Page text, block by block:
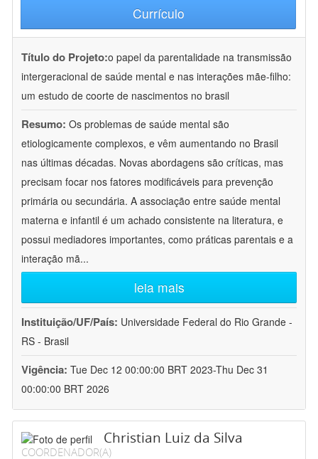
Currículo
Título do Projeto:o papel da parentalidade na transmissão
intergeracional de saúde mental e nas interações mãe-filho:
um estudo de coorte de nascimentos no brasil
Resumo: Os problemas de saúde mental são
etiologicamente complexos, e vêm aumentando no Brasil
nas últimas décadas. Novas abordagens são críticas, mas
precisam focar nos fatores modificáveis para prevenção
primária ou secundária. A associação entre saúde mental
materna e infantil é um achado consistente na literatura, e
possui mediadores importantes, como práticas parentais e a
interação mã...
leia mais
Instituição/UF/País: Universidade Federal do Rio Grande -
RS - Brasil
Vigência: Tue Dec 12 00:00:00 BRT 2023-Thu Dec 31
00:00:00 BRT 2026
Christian Luiz da Silva
COORDENADOR(A)